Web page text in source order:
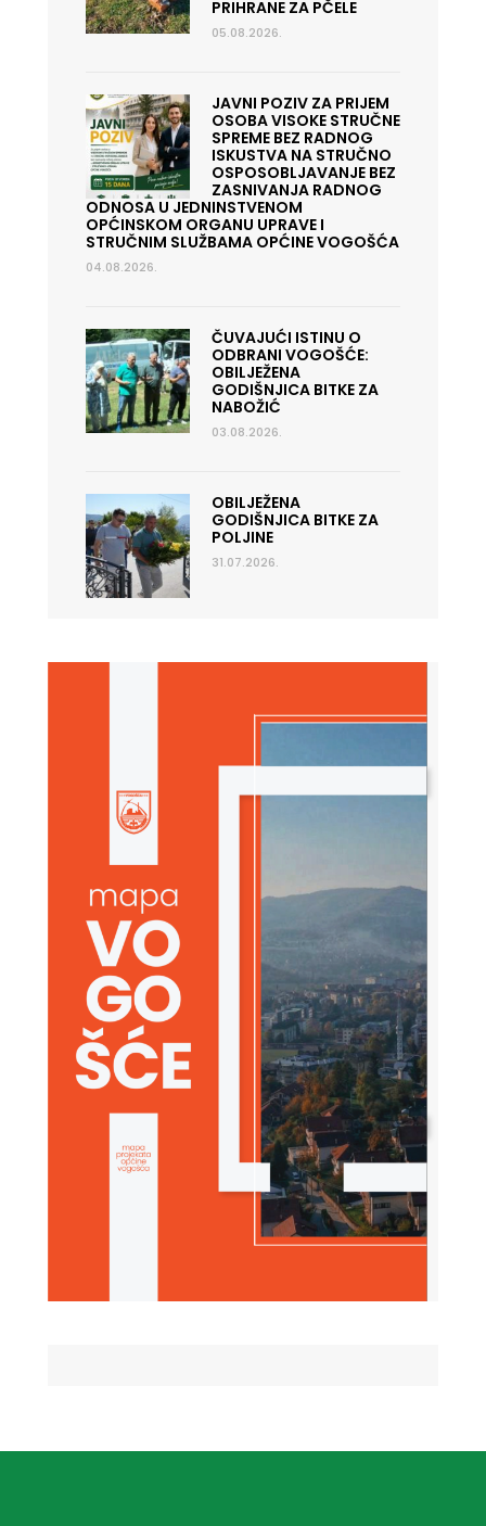
PRIHRANE ZA PČELE
05.08.2026.
JAVNI POZIV ZA PRIJEM
OSOBA VISOKE STRUČNE
SPREME BEZ RADNOG
ISKUSTVA NA STRUČNO
OSPOSOBLJAVANJE BEZ
ZASNIVANJA RADNOG
ODNOSA U JEDNINSTVENOM
OPĆINSKOM ORGANU UPRAVE I
STRUČNIM SLUŽBAMA OPĆINE VOGOŠĆA
04.08.2026.
ČUVAJUĆI ISTINU O
ODBRANI VOGOŠĆE:
OBILJEŽENA
GODIŠNJICA BITKE ZA
NABOŽIĆ
03.08.2026.
OBILJEŽENA
GODIŠNJICA BITKE ZA
POLJINE
31.07.2026.